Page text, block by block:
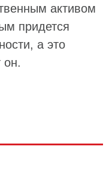
активом
придется
а это
он.